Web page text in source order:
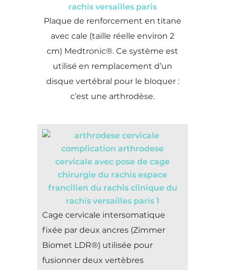
Plaque de renforcement en titane
avec cale (taille réelle environ 2
cm) Medtronic®. Ce système est
utilisé en remplacement d’un
disque vertébral pour le bloquer :
c’est une arthrodèse.
Cage cervicale intersomatique
fixée par deux ancres (Zimmer
Biomet LDR®) utilisée pour
fusionner deux vertèbres